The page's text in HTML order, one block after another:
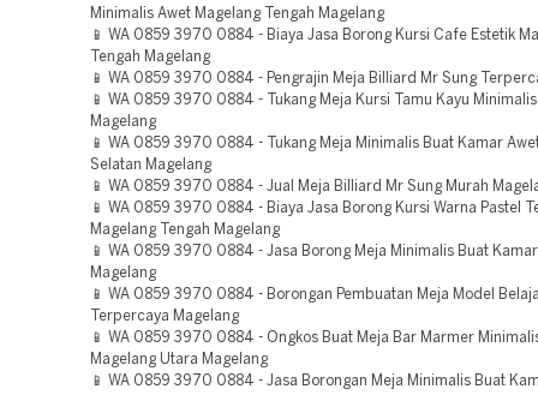
Minimalis Awet Magelang Tengah Magelang
📱 WA 0859 3970 0884 - Biaya Jasa Borong Kursi Cafe Estetik
Tengah Magelang
📱 WA 0859 3970 0884 - Pengrajin Meja Billiard Mr Sung
📱 WA 0859 3970 0884 - Tukang Meja Kursi Tamu Kayu
Magelang
📱 WA 0859 3970 0884 - Tukang Meja Minimalis Buat Kamar
Selatan Magelang
📱 WA 0859 3970 0884 - Jual Meja Billiard Mr Sung Murah
📱 WA 0859 3970 0884 - Biaya Jasa Borong Kursi Warna Pastel
Magelang Tengah Magelang
📱 WA 0859 3970 0884 - Jasa Borong Meja Minimalis Buat
Magelang
📱 WA 0859 3970 0884 - Borongan Pembuatan Meja Model
Terpercaya Magelang
📱 WA 0859 3970 0884 - Ongkos Buat Meja Bar Marmer
Magelang Utara Magelang
📱 WA 0859 3970 0884 - Jasa Borongan Meja Minimalis Buat